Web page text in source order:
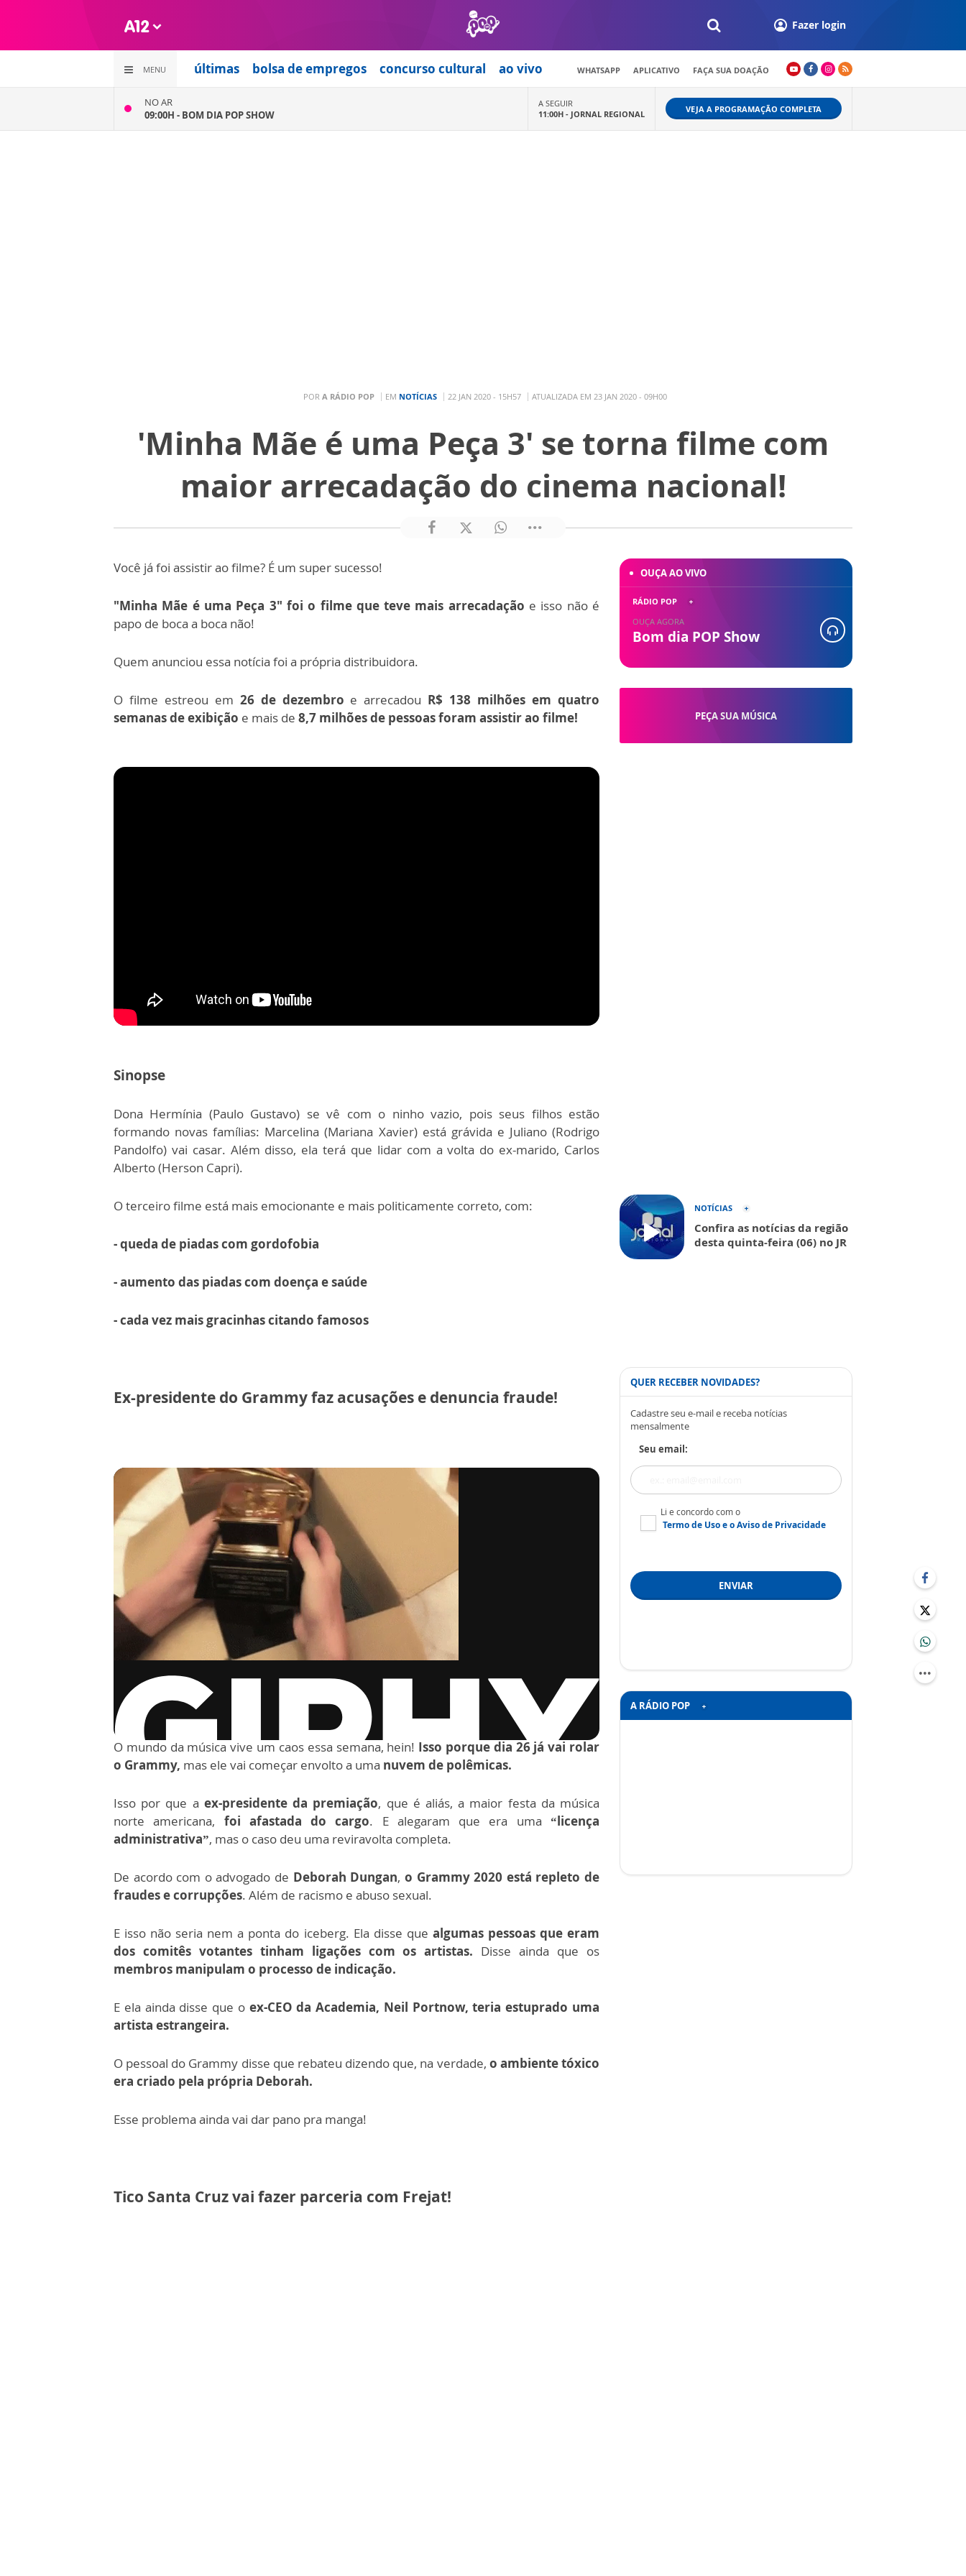
Fazer login
MENU últimas bolsa de empregos concurso cultural ao vivo WHATSAPP APLICATIVO FAÇA SUA DOAÇÃO
NO AR
09:00H - BOM DIA POP SHOW
A SEGUIR
11:00H - JORNAL REGIONAL VEJA A PROGRAMAÇÃO COMPLETA
POR A RÁDIO POP EM NOTÍCIAS 22 JAN 2020 - 15H57 ATUALIZADA EM 23 JAN 2020 - 09H00
'Minha Mãe é uma Peça 3' se torna filme com
maior arrecadação do cinema nacional!
Você já foi assistir ao filme? É um super sucesso!
"Minha Mãe é uma Peça 3" foi o filme que teve mais arrecadação e isso não é
papo de boca a boca não!
Quem anunciou essa notícia foi a própria distribuidora.
O filme estreou em 26 de dezembro e arrecadou R$ 138 milhões em quatro
semanas de exibição e mais de 8,7 milhões de pessoas foram assistir ao filme!
Sinopse
Dona Hermínia (Paulo Gustavo) se vê com o ninho vazio, pois seus filhos estão
formando novas famílias: Marcelina (Mariana Xavier) está grávida e Juliano (Rodrigo
Pandolfo) vai casar. Além disso, ela terá que lidar com a volta do ex-marido, Carlos
Alberto (Herson Capri).
O terceiro filme está mais emocionante e mais politicamente correto, com:
- queda de piadas com gordofobia
- aumento das piadas com doença e saúde
- cada vez mais gracinhas citando famosos
Ex-presidente do Grammy faz acusações e denuncia fraude!
via GIPHY
O mundo da música vive um caos essa semana, hein! Isso porque dia 26 já vai rolar
o Grammy, mas ele vai começar envolto a uma nuvem de polêmicas.
Isso por que a ex-presidente da premiação, que é aliás, a maior festa da música
norte americana, foi afastada do cargo. E alegaram que era uma“licença
administrativa”, mas o caso deu uma reviravolta completa.
De acordo com o advogado de Deborah Dungan, o Grammy 2020 está repleto de
fraudes e corrupções. Além de racismo e abuso sexual.
E isso não seria nem a ponta do iceberg. Ela disse que algumas pessoas que eram
dos comitês votantes tinham ligações com os artistas. Disse ainda que os
membros manipulam o processo de indicação.
E ela ainda disse que o ex-CEO da Academia, Neil Portnow, teria estuprado uma
artista estrangeira.
O pessoal do Grammy disse que rebateu dizendo que, na verdade, o ambiente tóxico
era criado pela própria Deborah.
Esse problema ainda vai dar pano pra manga!
Tico Santa Cruz vai fazer parceria com Frejat!
PEÇA SUA MÚSICA
OUÇA AO VIVO
RÁDIO POP
OUÇA AGORA
Bom dia POP Show
NOTÍCIAS
Confira as notícias da região
desta quinta-feira (06) no JR
QUER RECEBER NOVIDADES?
Cadastre seu e-mail e receba notícias
mensalmente
Seu email:
Li e concordo com o
Termo de Usoe oAviso de Privacidade
ENVIAR
A RÁDIO POP